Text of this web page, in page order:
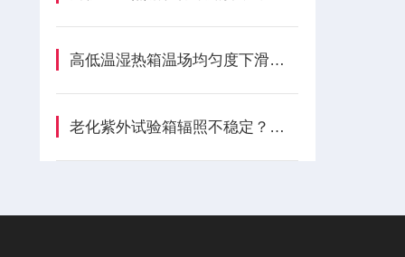
高低温湿热箱温场均匀度下滑？风道与密封隐性损耗全解析
老化紫外试验箱辐照不稳定？分析灯管与腔体隐性损耗成因